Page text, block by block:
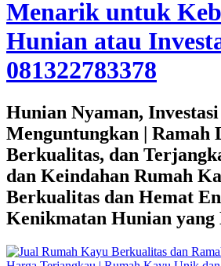
Menarik untuk
Hunian atau
081322783378
Hunian Nyaman, Investasi
Menguntungkan | Ramah
Berkualitas, dan
dan Keindahan Rumah
Berkualitas dan Hemat
Kenikmatan Hunian yang